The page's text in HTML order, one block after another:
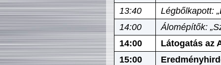
13:40
Légbőlkapott:
14:00
Álomépítők:
14:00
Látogatás az
15:00